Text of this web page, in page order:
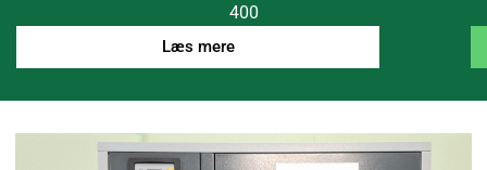
400
Læs mere